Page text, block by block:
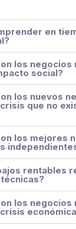
en
los negocios
social?
los nuevos
que no
los mejores
rentables
los